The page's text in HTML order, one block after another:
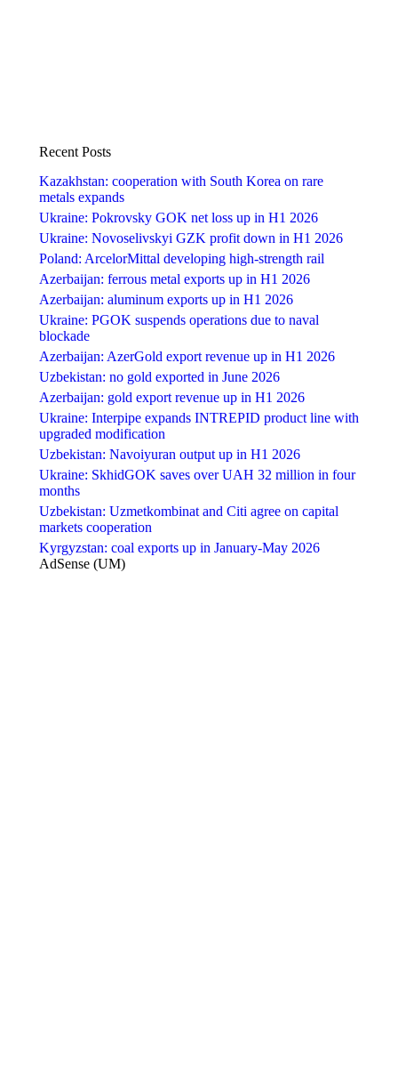
Recent Posts
Kazakhstan: cooperation with South Korea on rare
metals expands
Ukraine: Pokrovsky GOK net loss up in H1 2026
Ukraine: Novoselivskyi GZK profit down in H1 2026
Poland: ArcelorMittal developing high-strength rail
Azerbaijan: ferrous metal exports up in H1 2026
Azerbaijan: aluminum exports up in H1 2026
Ukraine: PGOK suspends operations due to naval
blockade
Azerbaijan: AzerGold export revenue up in H1 2026
Uzbekistan: no gold exported in June 2026
Azerbaijan: gold export revenue up in H1 2026
Ukraine: Interpipe expands INTREPID product line with
upgraded modification
Uzbekistan: Navoiyuran output up in H1 2026
Ukraine: SkhidGOK saves over UAH 32 million in four
months
Uzbekistan: Uzmetkombinat and Citi agree on capital
markets cooperation
Kyrgyzstan: coal exports up in January-May 2026
AdSense (UM)